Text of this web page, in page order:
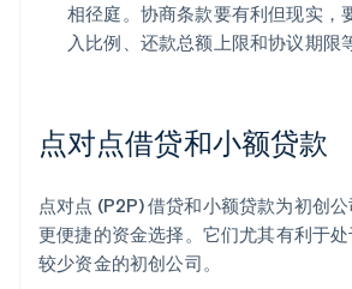
相径庭。协商条款要有利但现实，
入比例、还款总额上限和协议期限
点对点借贷和小额贷款
点对点 (P2P) 借贷和小额贷款为初创公
更便捷的资金选择。它们尤其有利于
较少资金的初创公司。